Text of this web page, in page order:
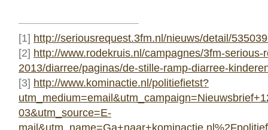
[1] http://seriousrequest.3fm.nl/nieuws/detail/
[2] http://www.rodekruis.nl/campagnes/3fm-serious-
2013/diarree/paginas/de-stille-ramp-diarree-
[3] http://www.kominactie.nl/politiefietst?
03&utm_source=E-